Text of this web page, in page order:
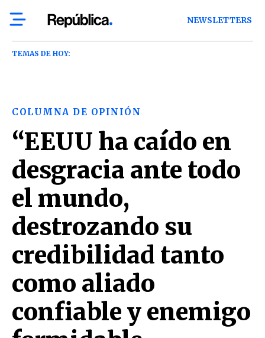
NEWSLETTERS
TEMAS DE HOY:
COLUMNA DE OPINIÓN
“EEUU ha caído en
desgracia ante todo
el mundo,
destrozando su
credibilidad tanto
como aliado
confiable y enemigo